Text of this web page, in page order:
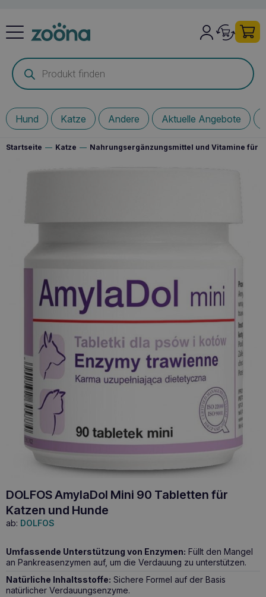
Products
search
Hund Katze Andere Aktuelle Angebote
Startseite — Katze — Nahrungsergänzungsmittel und Vitamine für
DOLFOS AmylaDol Mini 90 Tabletten für
Katzen und Hunde
ab: DOLFOS
Umfassende Unterstützung von Enzymen: Füllt den Mangel
an Pankreasenzymen auf, um die Verdauung zu unterstützen.
Natürliche Inhaltsstoffe: Sichere Formel auf der Basis
natürlicher Verdauungsenzyme.